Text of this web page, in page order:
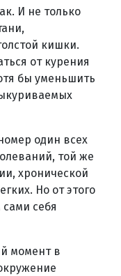
И не только
кишки.
от курения
бы уменьшить
один всех
той же
хронической
Но от этого
себя
момент в